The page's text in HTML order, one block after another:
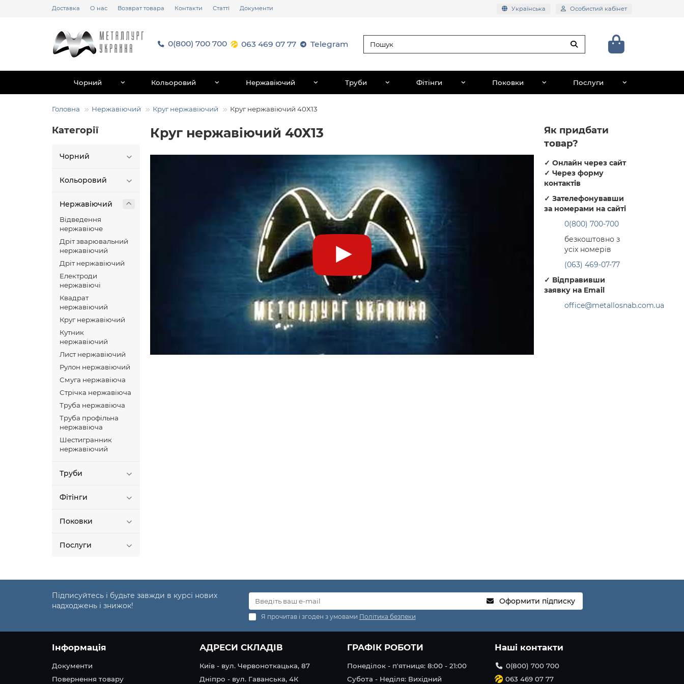
Доставка О нас Возврат товара Контакти Статті Документи Українська Особистий кабінет
0(800) 700 700 063 469 07 77 Telegram
Чорний Кольоровий Нержавіючий Труби Фітінги Поковки Послуги
Головна Нержавіючий Круг нержавіючий Круг нержавіючий 40Х13
Категорії
Чорний
Кольоровий
Нержавіючий
Відведення
нержавіюче
Дріт зварювальний
нержавіючий
Дріт нержавіючий
Електроди
нержавіючі
Квадрат
нержавіючий
Круг нержавіючий
Кутник
нержавіючий
Лист нержавіючий
Рулон нержавіючий
Смуга нержавіюча
Стрічка нержавіюча
Труба нержавіюча
Труба профільна
нержавіюча
Шестигранник
нержавіючий
Труби
Фітінги
Поковки
Послуги
Круг нержавіючий 40Х13
Як придбати
товар?
✓ Онлайн через сайт
✓ Через форму
контактів
✓ Зателефонувавши
за номерами на сайті
0(800) 700-700
безкоштовно з
усіх номерів
(063) 469-07-77
✓ Відправивши
заявку на Email
office@metallosnab.com.ua
Підписуйтесь і будьте завжди в курсі нових
надходжень і знижок!
Оформити підписку
Я прочитав і згоден з умовами Політика безпеки
Інформація
Документи
Повернення товару
АДРЕСИ СКЛАДІВ
Київ - вул. Червоноткацька, 87
Дніпро - вул. Гаванська, 4К
ГРАФІК РОБОТИ
Понеділок - п'ятниця: 8:00 - 21:00
Субота - Неділя: Вихідний
Наші контакти
0(800) 700 700
063 469 07 77